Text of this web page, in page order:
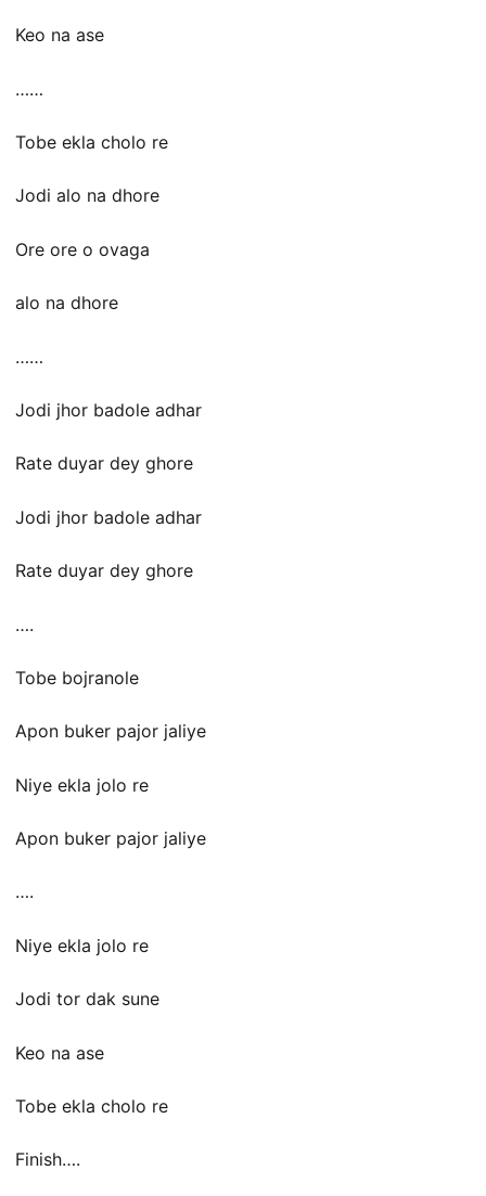
Keo na ase
……
Tobe ekla cholo re
Jodi alo na dhore
Ore ore o ovaga
alo na dhore
……
Jodi jhor badole adhar
Rate duyar dey ghore
Jodi jhor badole adhar
Rate duyar dey ghore
….
Tobe bojranole
Apon buker pajor jaliye
Niye ekla jolo re
Apon buker pajor jaliye
….
Niye ekla jolo re
Jodi tor dak sune
Keo na ase
Tobe ekla cholo re
Finish….